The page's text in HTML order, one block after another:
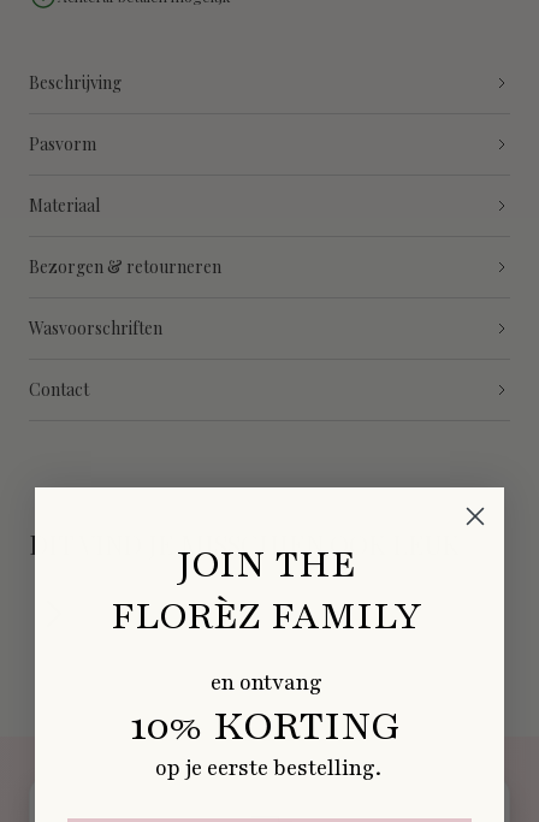
Beschrijving
Pasvorm
Materiaal
Bezorgen & retourneren
Wasvoorschriften
Contact
DIT VIND JE MISSCHIEN OOK LEUK
JOIN THE
FLORÈZ FAMILY
en ontvang
10% KORTING
op je eerste bestelling.